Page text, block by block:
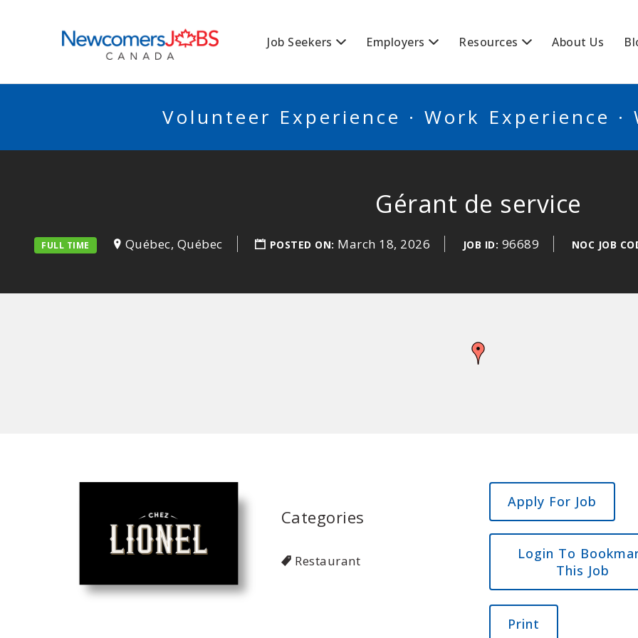
Job Seekers Employers Resources About Us
Volunteer Experience · Work Experience ·
Gérant de service
FULL TIME Québec, Québec POSTED ON: March 18, 2026 JOB ID: 96689 NOC JOB
Categories
Restaurant
Login To
This Job
Print